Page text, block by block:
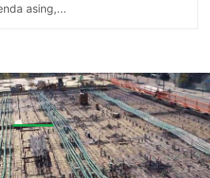
asing,...